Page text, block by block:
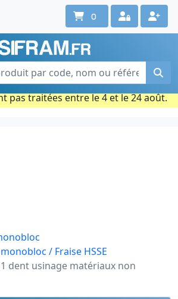
question ? Un conseil ?
nous au 02 40 92 17 71
du lun. au vend. de 08h à 18h
: Les commandes prises par carte
pas traitées entre le 4 et le 24 août.
0
/ Fraise HSSE
dent usinage matériaux non